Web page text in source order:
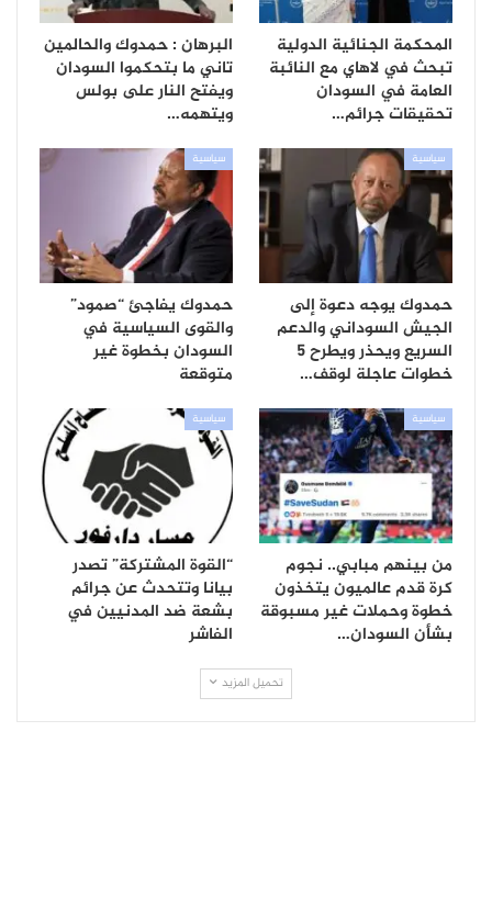
المحكمة الجنائية الدولية
تبحث في لاهاي مع النائبة
العامة في السودان
تحقيقات جرائم…
البرهان : حمدوك والحالمين
تاني ما بتحكموا السودان
ويفتح النار على بولس
ويتهمه…
سياسية
حمدوك يوجه دعوة إلى
الجيش السوداني والدعم
السريع ويحذر ويطرح 5
خطوات عاجلة لوقف…
سياسية
حمدوك يفاجئ “صمود”
والقوى السياسية في
السودان بخطوة غير
متوقعة
سياسية
من بينهم مبابي.. نجوم
كرة قدم عالميون يتخذون
خطوة وحملات غير مسبوقة
بشأن السودان…
سياسية
“القوة المشتركة” تصدر
بيانا وتتحدث عن جرائم
بشعة ضد المدنيين في
الفاشر
تحميل المزيد